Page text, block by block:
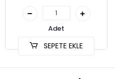
Adet
SEPETE EKLE